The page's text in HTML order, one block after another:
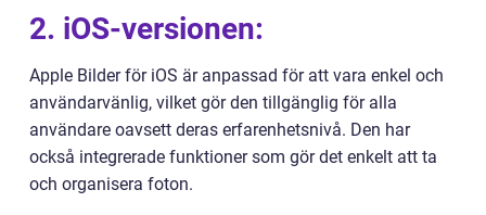
2. iOS-versionen:
Apple Bilder för iOS är anpassad för att vara enkel och
användarvänlig, vilket gör den tillgänglig för alla
användare oavsett deras erfarenhetsnivå. Den har
också integrerade funktioner som gör det enkelt att ta
och organisera foton.